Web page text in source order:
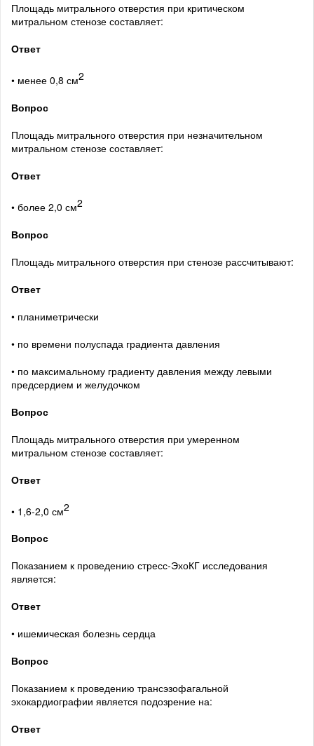
Площадь митрального отверстия при критическом
митральном стенозе составляет:
Ответ
• менее 0,8 см2
Вопрос
Площадь митрального отверстия при незначительном
митральном стенозе составляет:
Ответ
• более 2,0 см2
Вопрос
Площадь митрального отверстия при стенозе рассчитывают:
Ответ
• планиметрически
• по времени полуспада градиента давления
• по максимальному градиенту давления между левыми
предсердием и желудочком
Вопрос
Площадь митрального отверстия при умеренном
митральном стенозе составляет:
Ответ
• 1,6-2,0 см2
Вопрос
Показанием к проведению стресс-ЭхоКГ исследования
является:
Ответ
• ишемическая болезнь сердца
Вопрос
Показанием к проведению трансэзофагальной
эхокардиографии является подозрение на:
Ответ